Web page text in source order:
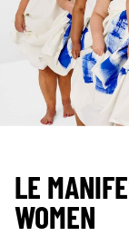
LE
WOMEN